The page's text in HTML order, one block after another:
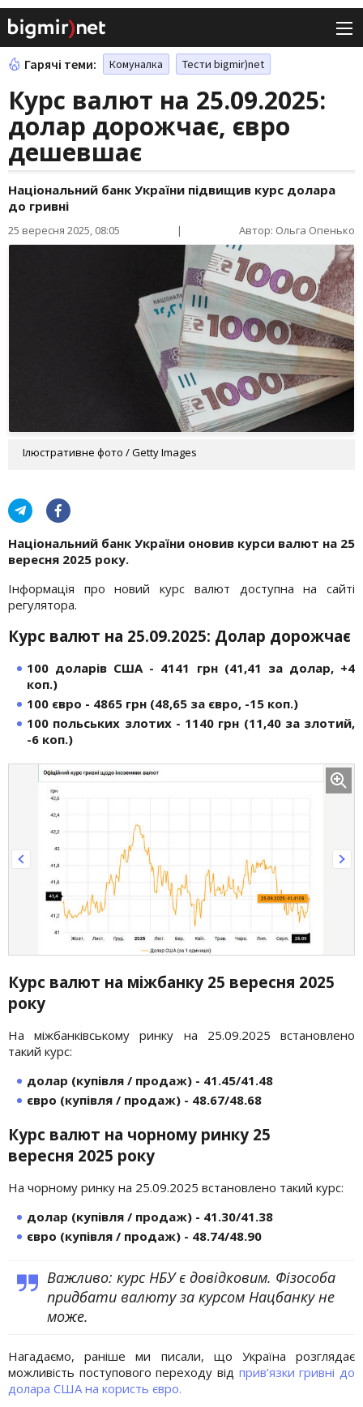
Гарячі теми: Комуналка Тести bigmir)net
Курс валют на 25.09.2025:
долар дорожчає, євро
дешевшає
Національний банк України підвищив курс долара
до гривні
25 вересня 2025, 08:05 | Автор: Ольга Опенько
Ілюстративне фото / Getty Images
Національний банк України оновив курси валют на 25
вересня 2025 року.
Інформація про новий курс валют доступна на сайті
регулятора.
Курс валют на 25.09.2025: Долар дорожчає
100 доларів США - 4141 грн (41,41 за долар, +4
коп.)
100 євро - 4865 грн (48,65 за євро, -15 коп.)
100 польських злотих - 1140 грн (11,40 за злотий,
-6 коп.)
Курс валют на міжбанку 25 вересня 2025
року
На міжбанківському ринку на 25.09.2025 встановлено
такий курс:
долар (купівля / продаж) - 41.45/41.48
євро (купівля / продаж) - 48.67/48.68
Курс валют на чорному ринку 25
вересня 2025 року
На чорному ринку на 25.09.2025 встановлено такий курс:
долар (купівля / продаж) - 41.30/41.38
євро (купівля / продаж) - 48.74/48.90
Важливо: курс НБУ є довідковим. Фізособа
придбати валюту за курсом Нацбанку не
може.
Нагадаємо, раніше ми писали, що Україна розглядає
можливість поступового переходу від прив’язки гривні до
долара США на користь євро.